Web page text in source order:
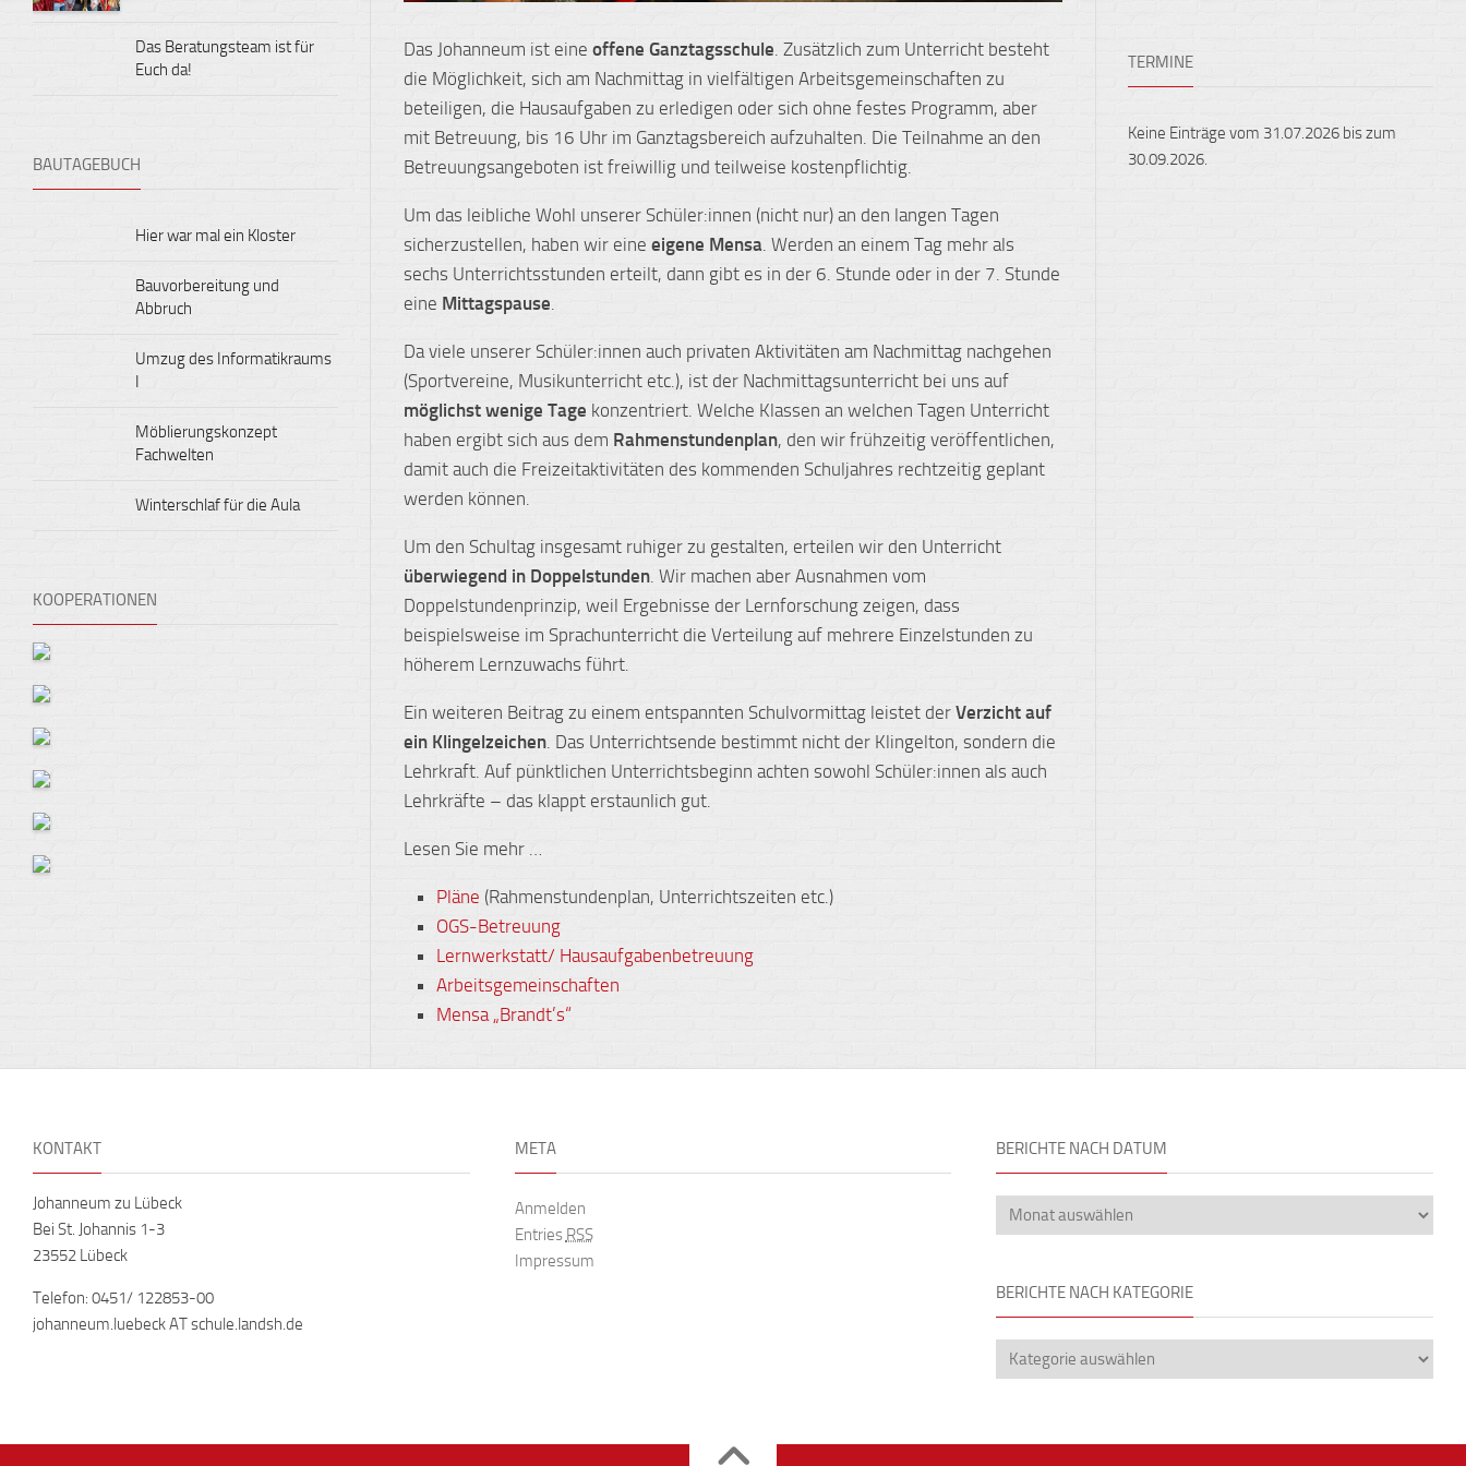
Orientierung
Feste,
Konzerte
Ausstellungen
Das Johanneum ist eine offene Ganztagsschule. Zusätzlich zum Unterricht besteht
die Möglichkeit, sich am Nachmittag in vielfältigen Arbeitsgemeinschaften zu
beteiligen, die Hausaufgaben zu erledigen oder sich ohne festes Programm, aber
mit Betreuung, bis 16 Uhr im Ganztagsbereich aufzuhalten. Die Teilnahme an den
Betreuungsangeboten ist freiwillig und teilweise kostenpflichtig.
Um das leibliche Wohl unserer Schüler:innen (nicht nur) an den langen Tagen
sicherzustellen, haben wir eine eigene Mensa. Werden an einem Tag mehr als
sechs Unterrichtsstunden erteilt, dann gibt es in der 6. Stunde oder in der 7. Stunde
eine Mittagspause.
Da viele unserer Schüler:innen auch privaten Aktivitäten am Nachmittag nachgehen
(Sportvereine, Musikunterricht etc.), ist der Nachmittagsunterricht bei uns auf
möglichst wenige Tage konzentriert. Welche Klassen an welchen Tagen Unterricht
haben ergibt sich aus dem Rahmenstundenplan, den wir frühzeitig veröffentlichen,
damit auch die Freizeitaktivitäten des kommenden Schuljahres rechtzeitig geplant
werden können.
Um den Schultag insgesamt ruhiger zu gestalten, erteilen wir den Unterricht
überwiegend in Doppelstunden. Wir machen aber Ausnahmen vom
Doppelstundenprinzip, weil Ergebnisse der Lernforschung zeigen, dass
beispielsweise im Sprachunterricht die Verteilung auf mehrere Einzelstunden zu
höherem Lernzuwachs führt.
Ein weiteren Beitrag zu einem entspannten Schulvormittag leistet der Verzicht auf
ein Klingelzeichen. Das Unterrichtsende bestimmt nicht der Klingelton, sondern die
Lehrkraft. Auf pünktlichen Unterrichtsbeginn achten sowohl Schüler:innen als auch
Lehrkräfte – das klappt erstaunlich gut.
Lesen Sie mehr …
Pläne (Rahmenstundenplan, Unterrichtszeiten etc.)
OGS-Betreuung
Lernwerkstatt/ Hausaufgabenbetreuung
Arbeitsgemeinschaften
Mensa „Brandt’s“
Das Beratungsteam ist für
Euch da!
BAUTAGEBUCH
Hier war mal ein Kloster
Bauvorbereitung und
Abbruch
Umzug des Informatikraums
I
Möblierungskonzept
Fachwelten
Winterschlaf für die Aula
KOOPERATIONEN
TERMINE
Keine Einträge vom 31.07.2026 bis zum
30.09.2026.
KONTAKT
Johanneum zu Lübeck
Bei St. Johannis 1-3
23552 Lübeck
Telefon: 0451/ 122853-00
johanneum.luebeck AT schule.landsh.de
META
Anmelden
Entries RSS
Impressum
BERICHTE NACH DATUM
BERICHTE NACH KATEGORIE